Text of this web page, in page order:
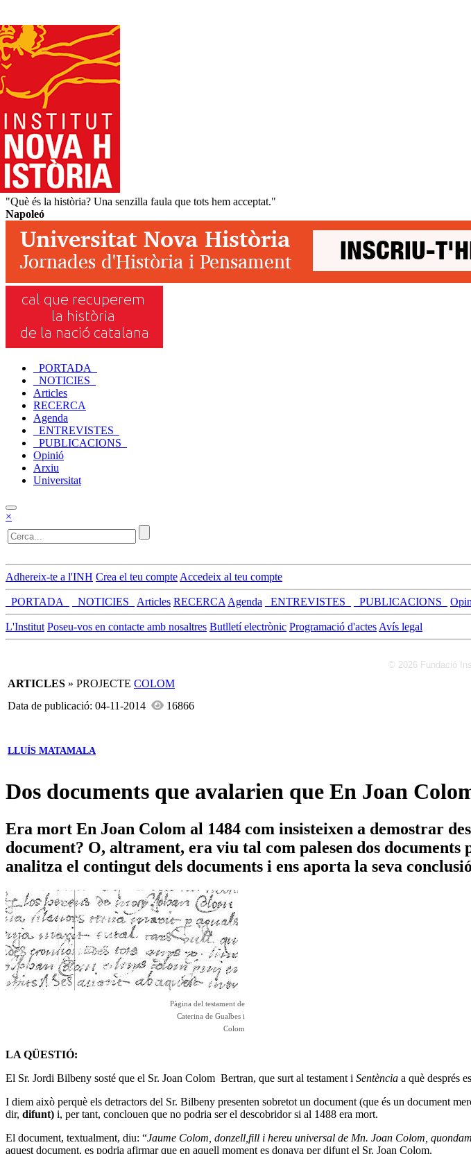
"Què és la història? Una senzilla faula que tots hem acceptat."
Napoleó
_PORTADA_
_NOTICIES_
Articles
RECERCA
Agenda
_ENTREVISTES_
_PUBLICACIONS_
Opinió
Arxiu
Universitat
×
Adhereix-te a l'INH Crea el teu compte Accedeix al teu compte
_PORTADA_ _NOTICIES_ Articles RECERCA Agenda _ENTREVISTES_ _PUBLICACIONS_
L'Institut Poseu-vos en contacte amb nosaltres Butlletí electrònic Programació d'actes Avís legal
© 2026 Fundació
ARTICLES » PROJECTE COLOM
Data de publicació: 04-11-2014
16866
LLUÍS MATAMALA
Dos documents que avalarien que En Joan
Era mort En Joan Colom al 1484 com insisteixen a demostrar
document? O, altrament, era viu tal com palesen dos
analitza el contingut dels documents i ens aporta la seva conclusió
Pàgina del testament de
Caterina de Gualbes i
Colom
LA QÜESTIÓ:
El Sr. Jordi Bilbeny sosté que el Sr. Joan Colom Bertran, que surt al testament i Sentència a què després
I diem això perquè els detractors del Sr. Bilbeny presenten sobretot un document (que és un document
dir, difunt) i, per tant, conclouen que no podria ser el descobridor si al 1488 era mort.
El document, textualment, diu: “Jaume Colom, donzell,fill i hereu universal de Mn. Joan Colom,
aquest document, es podria afirmar que en aquell moment es donava per difunt el Sr. Joan Colom.